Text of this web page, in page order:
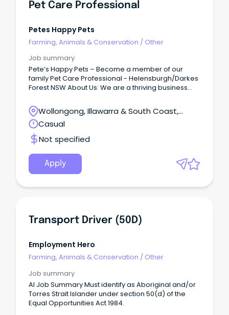
Pet Care Professional
Petes Happy Pets
Farming, Animals & Conservation / Other
Job summary
Pete’s Happy Pets – Become a member of our
family Pet Care Professional - Helensburgh/Darkes
Forest NSW About Us: We are a thriving business
care.Wollongong, Illawarra & South Coast,
Wollongong, New South Wales
Casual
Not specified
Apply
Transport Driver (50D)
Employment Hero
Farming, Animals & Conservation / Other
Job summary
AI Job Summary Must identify as Aboriginal and/or
Torres Strait Islander under section 50(d) of the
Equal Opportunities Act 1984.